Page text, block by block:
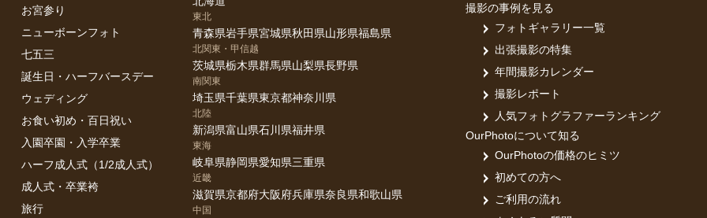
お宮参り
ニューボーンフォト
七五三
誕生日・ハーフバースデー
ウェディング
お食い初め・百日祝い
入園卒園・入学卒業
ハーフ成人式（1/2成人式）
成人式・卒業袴
旅行
東北
青森県岩手県宮城県秋田県山形県福島県
北関東・甲信越
茨城県栃木県群馬県山梨県長野県
南関東
埼玉県千葉県東京都神奈川県
北陸
新潟県富山県石川県福井県
東海
岐阜県静岡県愛知県三重県
近畿
滋賀県京都府大阪府兵庫県奈良県和歌山県
中国
撮影の事例を見る
フォトギャラリー一覧
出張撮影の特集
年間撮影カレンダー
撮影レポート
人気フォトグラファーランキング
OurPhotoについて知る
OurPhotoの価格のヒミツ
初めての方へ
ご利用の流れ